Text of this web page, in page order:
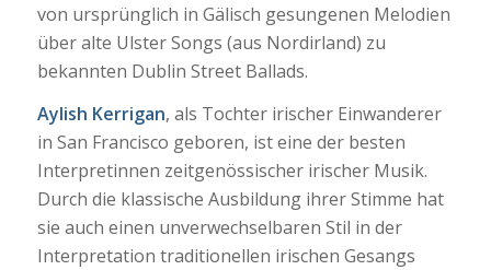
von ursprünglich in Gälisch gesungenen Melodien
über alte Ulster Songs (aus Nordirland) zu
bekannten Dublin Street Ballads.
Aylish Kerrigan, als Tochter irischer Einwanderer
in San Francisco geboren, ist eine der besten
Interpretinnen zeitgenössischer irischer Musik.
Durch die klassische Ausbildung ihrer Stimme hat
sie auch einen unverwechselbaren Stil in der
Interpretation traditionellen irischen Gesangs